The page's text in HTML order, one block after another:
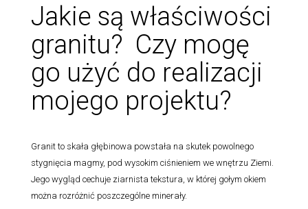
Jakie są właściwości
granitu? Czy mogę
go użyć do realizacji
mojego projektu?
Granit to skała głębinowa powstała na skutek powolnego
stygnięcia magmy, pod wysokim ciśnieniem we wnętrzu Ziemi.
Jego wygląd cechuje ziarnista tekstura, w której gołym okiem
można rozróżnić poszczególne minerały.